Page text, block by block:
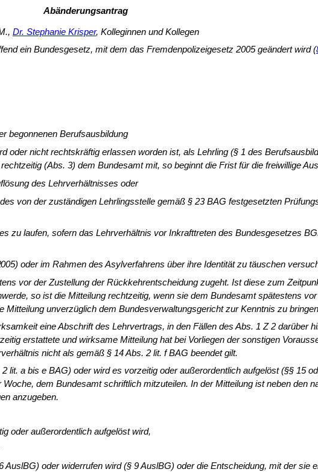
Abänderungsantrag
Dr. Stephanie Krisper, Kolleginnen und Kollegen
ein Bundesgesetz, mit dem das Fremdenpolizeigesetz 2005 geändert wird (
be­gonnenen Berufsausbildung
oder nicht rechtskräftig erlassen worden ist, als Lehrling (§ 1 des
(Abs. 3) dem Bundesamt mit, so beginnt die Frist für die freiwillige
des Lehrverhältnisses oder
von der zuständigen Lehrlingsstelle gemäß § 23 BAG festgesetzten
zu laufen, sofern das Lehrverhältnis vor Inkrafttreten des Bundesgesetzes
oder im Rahmen des Asylverfahrens über ihre Identität zu täuschen
vor der Zustellung der Rückkehrentscheidung zugeht. Ist diese zum
so ist die Mitteilung rechtzeitig, wenn sie dem Bun­desamt spätestens
unverzüglich dem Bundesverwaltungsgericht zur Kenntnis zu
eine Abschrift des Lehrvertrags, in den Fällen des Abs. 1 Z 2 darüber
erstattete und wirksame Mitteilung hat bei Vorlie­gen der sonstigen
nicht als gemäß § 14 Abs. 2 lit. f BAG beendet gilt.
lit. a bis e BAG) oder wird es vorzeitig oder außerordentlich aufgelöst (§§ 15
dem Bundesamt schriftlich mitzuteilen. In der Mitteilung ist neben den
anzugeben.
oder außerordentlich aufgelöst wird,
oder widerrufen wird (§ 9 AuslBG) oder die Entscheidung, mit der sie